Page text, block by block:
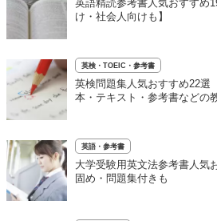
英語精読参考書人気おすすめ
け・社会人向けも】
英検・TOEIC・参考書
英検問題集人気おすすめ22選
本・テキスト・参考書などの
英語・参考書
大学受験用英文法参考書人気
固め・問題集付きも